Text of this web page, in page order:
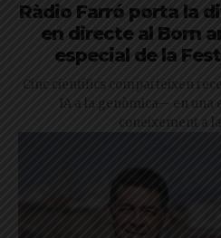
Ràdio Farró porta la
en directe al Born
especial de la
Cinc científics comparteixen
IA a la genòmica— en una
coneixement a